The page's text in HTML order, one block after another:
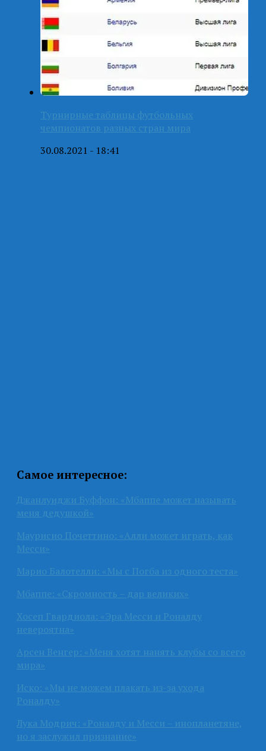
Турнирные таблицы футбольных
чемпионатов разных стран мира
30.08.2021 - 18:41
Самое интересное:
Джанлуиджи Буффон: «Мбаппе может называть
меня дедушкой»
Маурисио Почеттино: «Алли может играть, как
Месси»
Марио Балотелли: «Мы с Погба из одного теста»
Мбаппе: «Скромность – дар великих»
Хосеп Гвардиола: «Эра Месси и Роналду
невероятна»
Арсен Венгер: «Меня хотят нанять клубы со всего
мира»
Иско: «Мы не можем плакать из-за ухода
Роналду»
Лука Модрич: «Роналду и Месси – инопланетяне,
но я заслужил признание»